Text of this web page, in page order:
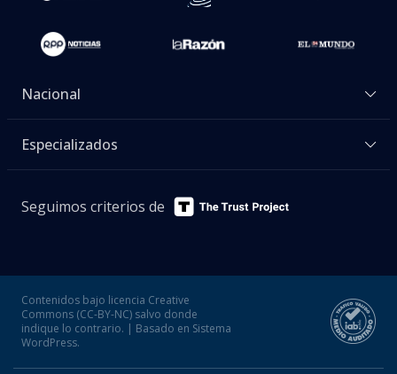
Nacional
Especializados
Seguimos criterios de
Contenidos bajo licencia Creative
Commons (CC-BY-NC) salvo donde
indique lo contrario. | Basado en Sistema
WordPress.